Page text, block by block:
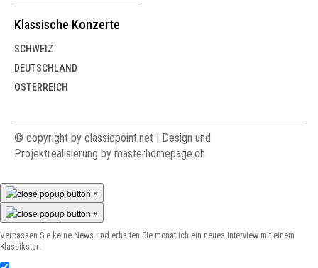
Klassische Konzerte
SCHWEIZ
DEUTSCHLAND
ÖSTERREICH
© copyright by classicpoint.net | Design und
Projektrealisierung by masterhomepage.ch
×
×
Verpassen Sie keine News und erhalten Sie monatlich ein neues Interview mit einem
Klassikstar: